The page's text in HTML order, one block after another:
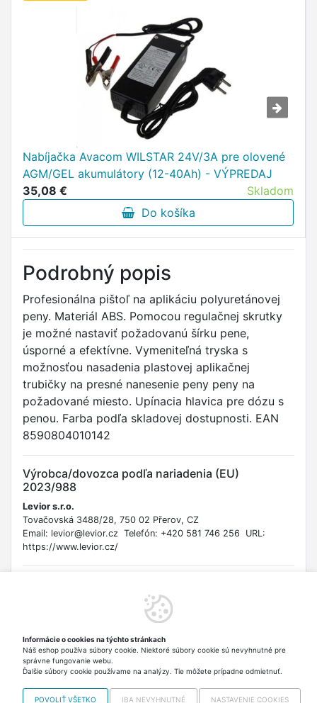
Nabíjačka Avacom WILSTAR 24V/3A pre olovené
AGM/GEL akumulátory (12-40Ah) - VÝPREDAJ
35,08 €
Skladom
Do košíka
Podrobný popis
Profesionálna pištoľ na aplikáciu polyuretánovej
peny. Materiál ABS. Pomocou regulačnej skrutky
je možné nastaviť požadovanú šírku pene,
úsporné a efektívne. Vymeniteľná tryska s
možnosťou nasadenia plastovej aplikačnej
trubičky na presné nanesenie peny peny na
požadované miesto. Upínacia hlavica pre dózu s
penou. Farba podľa skladovej dostupnosti. EAN
8590804010142
Výrobca/dovozca podľa nariadenia (EU)
2023/988
Levior s.r.o.
Tovačovská 3488/28, 750 02 Přerov, CZ
Email: levior@levior.cz Telefón: +420 581 746 256 URL:
https://www.levior.cz/
Upozornenie: Používajte s opatrnosťou. Hrozí riziko poranenia
pri nesprávnej manipulácii. Pri práci s polyuretánovou penou
použitia ochranných rukavíc, okuliarov a zabezpečenia
dostatočného vetrania. Pena môže dráždiť pokožku a dýchacie
cesty. Uchovávajte mimo dosahu detí. Nie je určené pre deti.
Informácie o cookies na týchto stránkach
Náš eshop používa súbory cookie. Niektoré súbory cookie sú nevyhnutné pre
správne fungovanie webu.
Ďalšie súbory cookie používame na analýzy. Tie môžete prípadne odmietnuť.
POVOLIŤ VŠETKO IBA NEVYHNUTNÉ NASTAVENIE COOKIES